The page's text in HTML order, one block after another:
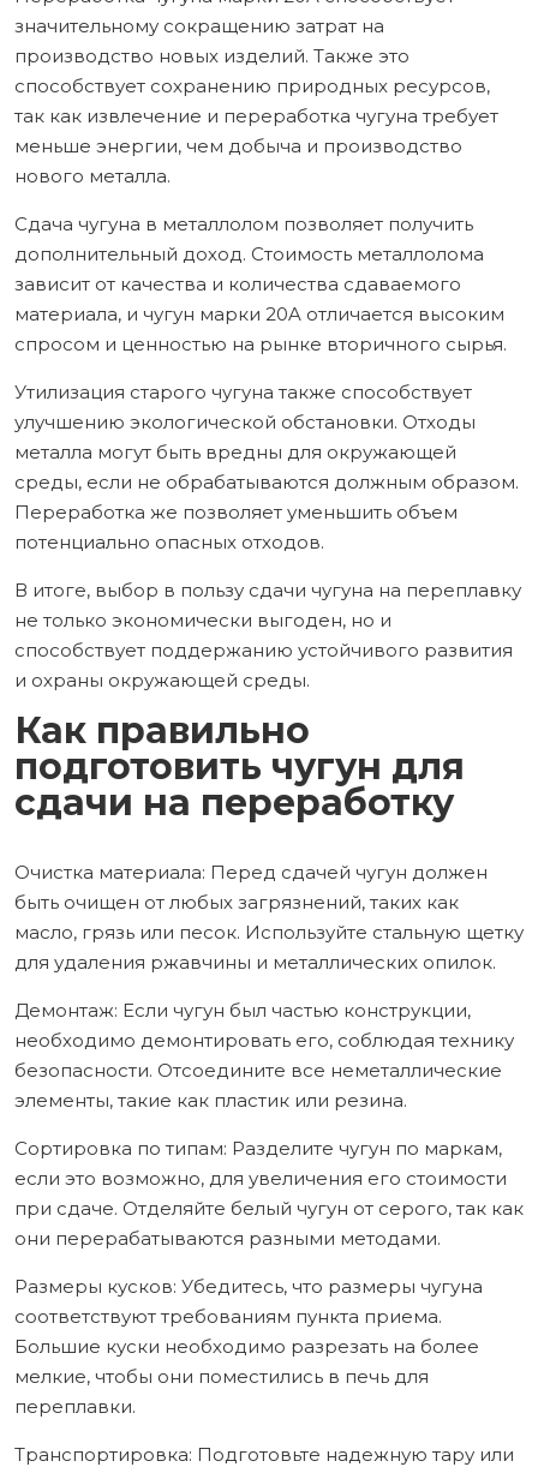
значительному сокращению затрат на
производство новых изделий. Также это
способствует сохранению природных ресурсов,
так как извлечение и переработка чугуна требует
меньше энергии, чем добыча и производство
нового металла.
Сдача чугуна в металлолом позволяет получить
дополнительный доход. Стоимость металлолома
зависит от качества и количества сдаваемого
материала, и чугун марки 20A отличается высоким
спросом и ценностью на рынке вторичного сырья.
Утилизация старого чугуна также способствует
улучшению экологической обстановки. Отходы
металла могут быть вредны для окружающей
среды, если не обрабатываются должным образом.
Переработка же позволяет уменьшить объем
потенциально опасных отходов.
В итоге, выбор в пользу сдачи чугуна на переплавку
не только экономически выгоден, но и
способствует поддержанию устойчивого развития
и охраны окружающей среды.
Как правильно
подготовить чугун для
сдачи на переработку
Очистка материала: Перед сдачей чугун должен
быть очищен от любых загрязнений, таких как
масло, грязь или песок. Используйте стальную щетку
для удаления ржавчины и металлических опилок.
Демонтаж: Если чугун был частью конструкции,
необходимо демонтировать его, соблюдая технику
безопасности. Отсоедините все неметаллические
элементы, такие как пластик или резина.
Сортировка по типам: Разделите чугун по маркам,
если это возможно, для увеличения его стоимости
при сдаче. Отделяйте белый чугун от серого, так как
они перерабатываются разными методами.
Размеры кусков: Убедитесь, что размеры чугуна
соответствуют требованиям пункта приема.
Большие куски необходимо разрезать на более
мелкие, чтобы они поместились в печь для
переплавки.
Транспортировка: Подготовьте надежную тару или